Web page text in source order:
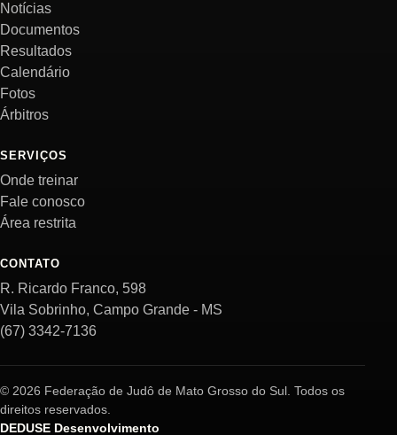
Notícias
Documentos
Resultados
Calendário
Fotos
Árbitros
SERVIÇOS
Onde treinar
Fale conosco
Área restrita
CONTATO
R. Ricardo Franco, 598
Vila Sobrinho, Campo Grande - MS
(67) 3342-7136
© 2026 Federação de Judô de Mato Grosso do Sul. Todos os
direitos reservados.
DEDUSE Desenvolvimento